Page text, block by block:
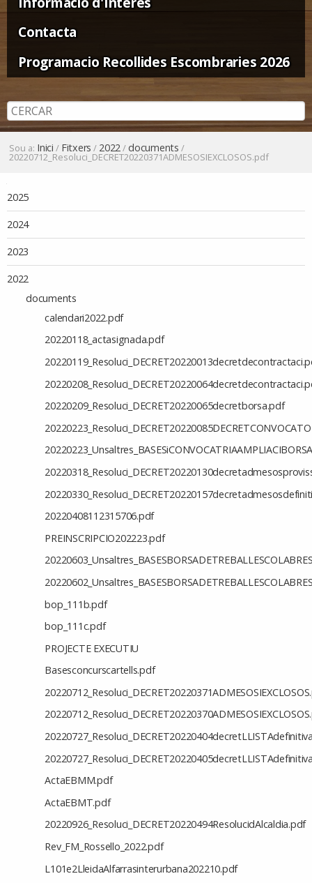
Contacta
Programacio Recollides Escombraries 2026
Sou a: Inici / Fitxers / 2022/ documents /
20220712_Resoluci_DECRET20220371ADMESOSIEXCLOSOS.pdf
2025
2024
2023
2022
documents
calendari2022.pdf
20220118_actasignada.pdf
20220209_Resoluci_DECRET20220065decretborsa.pdf
20220408112315706.pdf
PREINSCRIPCIO202223.pdf
bop_111b.pdf
bop_111c.pdf
PROJECTE EXECUTIU
Basesconcurscartells.pdf
ActaEBMM.pdf
ActaEBMT.pdf
20220926_Resoluci_DECRET20220494ResolucidAlcaldia.pdf
Rev_FM_Rossello_2022.pdf
L101e2LleidaAlfarrasinterurbana202210.pdf